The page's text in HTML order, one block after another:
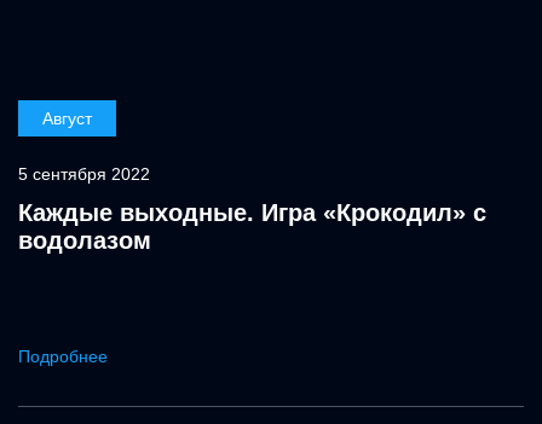
Август
5 сентября 2022
Каждые выходные. Игра «Крокодил» с
водолазом
Подробнее